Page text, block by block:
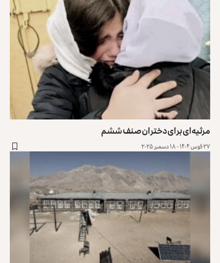
مرثیه‌ای برای دختران صنف ششم
۲۷ قوس ۱۴۰۴ - ۱۸ دسمبر ۲۰۲۵